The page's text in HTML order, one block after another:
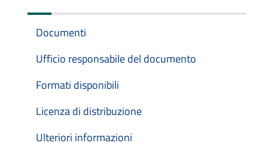
Documenti
Ufficio responsabile del documento
Formati disponibili
Licenza di distribuzione
Ulteriori informazioni